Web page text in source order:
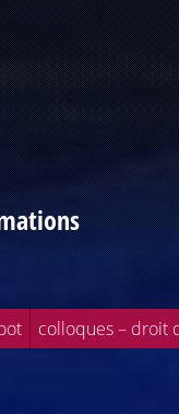
colloques – droit